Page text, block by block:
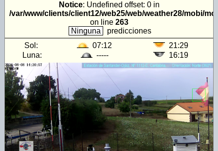
Notice: Undefined offset: 0 in
/var/www/clients/client12/web25/web/weather28/mobi/
on line 263
Ninguna
predicciones
Sol:
07:12
21:29
Luna:
----- 16:19